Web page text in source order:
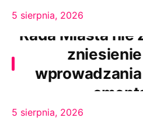
5 sierpnia, 2026
Rada Miasta nie
5 sierpnia, 2026